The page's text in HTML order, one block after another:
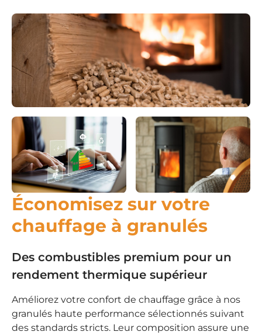
Économisez sur votre
chauffage à granulés
Des combustibles premium pour un
rendement thermique supérieur
Améliorez votre confort de chauffage grâce à nos
granulés haute performance sélectionnés suivant
des standards stricts. Leur composition assure une